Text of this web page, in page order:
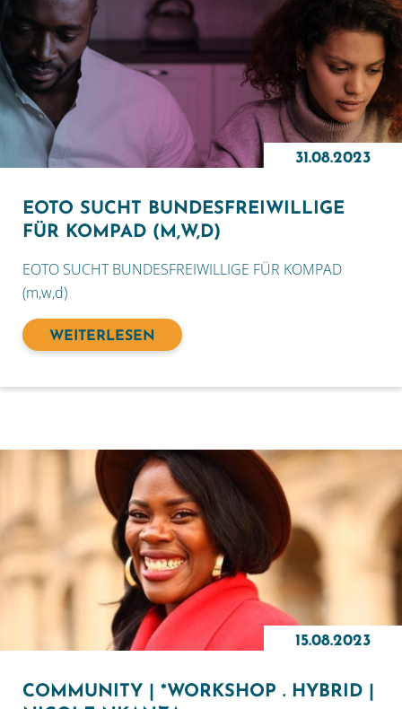
31.08.2023
EOTO SUCHT BUNDESFREIWILLIGE
FÜR KOMPAD (M,W,D)
EOTO SUCHT BUNDESFREIWILLIGE FÜR KOMPAD
(m,w,d)
WEITERLESEN
15.08.2023
COMMUNITY | *WORKSHOP . HYBRID |